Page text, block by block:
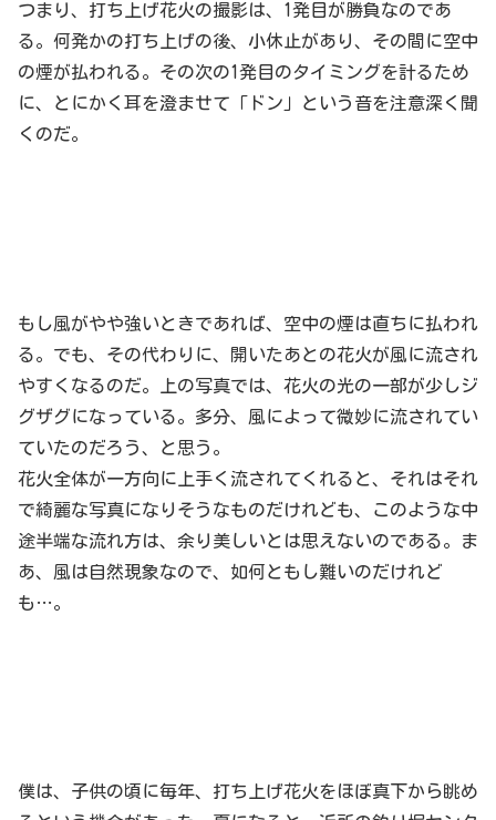
つまり、打ち上げ花火の撮影は、1発目が勝負なのであ
る。何発かの打ち上げの後、小休止があり、その間に空中
の煙が払われる。その次の1発目のタイミングを計るため
に、とにかく耳を澄ませて「ドン」という音を注意深く聞
くのだ。
もし風がやや強いときであれば、空中の煙は直ちに払われ
る。でも、その代わりに、開いたあとの花火が風に流され
やすくなるのだ。上の写真では、花火の光の一部が少しジ
グザグになっている。多分、風によって微妙に流されてい
ていたのだろう、と思う。
花火全体が一方向に上手く流されてくれると、それはそれ
で綺麗な写真になりそうなものだけれども、このような中
途半端な流れ方は、余り美しいとは思えないのである。ま
あ、風は自然現象なので、如何ともし難いのだけれど
も…。
僕は、子供の頃に毎年、打ち上げ花火をほぼ真下から眺め